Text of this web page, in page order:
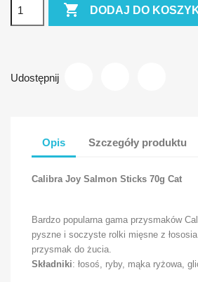
 DODAJ DO
Udostępnij
Opis Szczegóły produktu
Calibra Joy Salmon Sticks 70g Cat
Bardzo popularna gama przysmaków
pyszne i soczyste rolki mięsne z łososia.
przysmak do żucia
Składniki: łosoś , ryby, mąka ryżowa ,